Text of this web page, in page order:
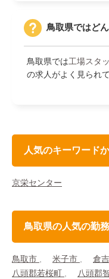
鳥取県ではど
鳥取県では工場スタ
の求人がよく見られて
人気のキーワード
京栄センター
鳥取県の人気の勤
鳥取市 米子市 倉
八頭郡若桜町
八頭郡